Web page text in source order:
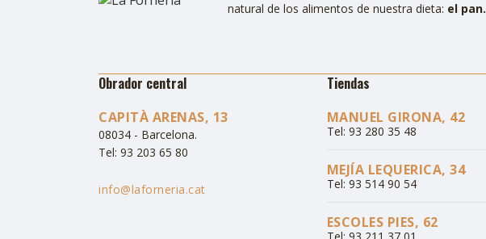
natural de los alimentos de nuestra dieta: el pan.
Obrador central
CAPITÀ ARENAS, 13
08034 - Barcelona.
Tel: 93 203 65 80
info@laforneria.cat
Tiendas
MANUEL GIRONA, 42
Tel: 93 280 35 48
MEJÍA LEQUERICA, 34
Tel: 93 514 90 54
ESCOLES PIES, 62